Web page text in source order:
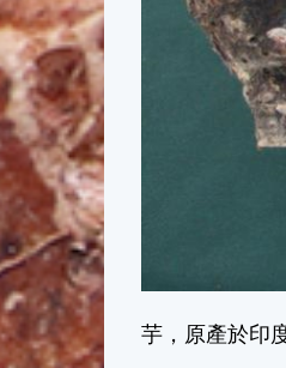
芋，原產於印